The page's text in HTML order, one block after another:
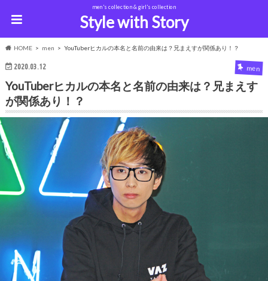
men's collection & girl's collection
Style with Story
HOME men YouTuberヒカルの本名と名前の由来は？兄まえすが関係あり！？
2020.03.12 men
YouTuberヒカルの本名と名前の由来は？兄まえす
が関係あり！？